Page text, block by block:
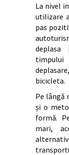
La nivel
utilizare
pas
timpului
bicicleta.
Pe lângă
și o
formă.
mari,